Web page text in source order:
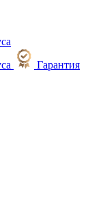
Гарантия